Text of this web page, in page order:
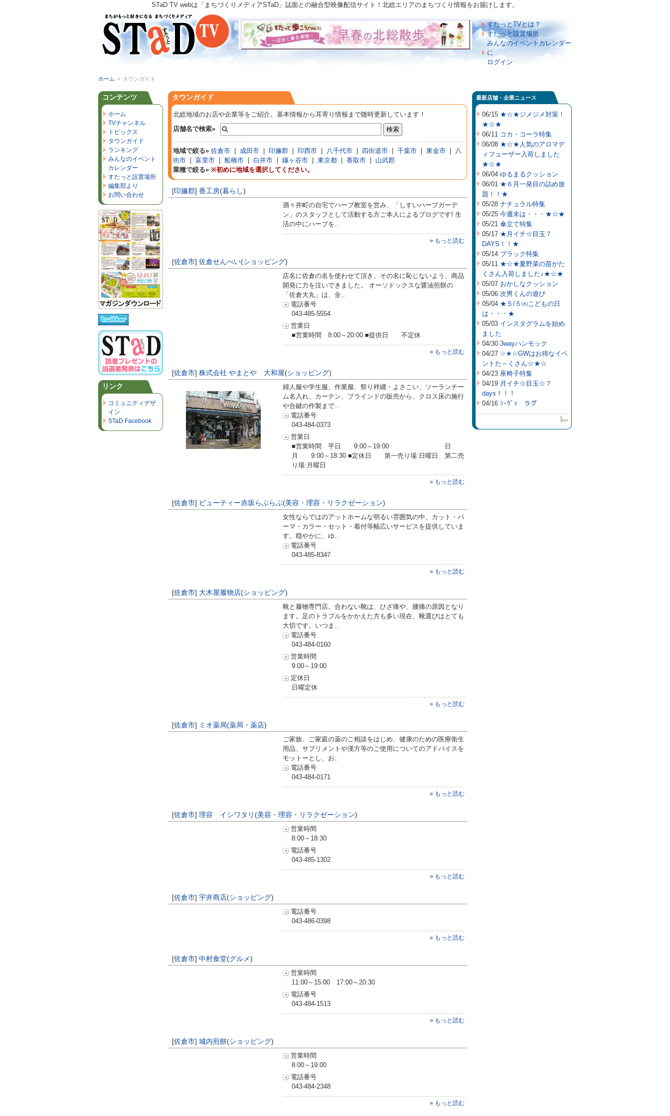
STaD TV webは「まちづくりメディアSTaD」誌面との融合型映像配信サイト！北総エリアのまちづくり情報をお届けします。
すたっとTVとは？
すたっと設置場所
みんなのイベントカレンダー
に
ログイン
ホーム > タウンガイド
タウンガイド
北総地域のお店や企業等をご紹介。基本情報から耳寄り情報まで随時更新しています！
店舗名で検索»
地域で絞る» 佐倉市 成田市 印旛郡 印西市 八千代市 四街道市 千葉市 東金市
八
街市
富里市 船橋市 白井市 鎌ヶ谷市 東京都 香取市
山武郡
業種で絞る» ※初めに地域を選択してください。
[印旛郡] 香工房(暮らし)
酒々井町の自宅でハーブ教室を営み、「しすいハーブガーデ
ン」のスタッフとして活動する方ご本人によるブログです! 生
活の中にハーブを..
» もっと読む
[佐倉市] 佐倉せんべい(ショッピング)
店名に佐倉の名を使わせて頂き、その名に恥じないよう、商品
開発に力を注いできました。 オーソドックスな醤油煎餅の
「佐倉大丸」は、全..
電話番号
043-485-5554
営業日
■営業時間 8:00～20:00 ■提供日 不定休
» もっと読む
[佐倉市] 株式会社 やまとや 大和屋(ショッピング)
婦人服や学生服、作業服、祭り袢纏・よさこい、ソーランチー
ム名入れ、カーテン、ブラインドの販売から、クロス床の施行
や合鍵の作製まで..
電話番号
043-484-0373
営業日
■営業時間 平日 9:00～19:00 日
月 9:00～18:30 ■定休日 第一売り場:日曜日 第二売
り場:月曜日
» もっと読む
[佐倉市] ビューティー赤坂らぶらぶ(美容・理容・リラクゼーション)
女性ならではのアットホームな明るい雰囲気の中、カット・パ
ーマ・カラー・セット・着付等幅広いサービスを提供していま
す。穏やかに、ゆ..
電話番号
043-485-8347
» もっと読む
[佐倉市] 大木屋履物店(ショッピング)
靴と履物専門店。合わない靴は、ひざ痛や、腰痛の原因となり
ます。足のトラブルをかかえた方も多い現在、靴選びはとても
大切です。いつま..
電話番号
043-484-0160
営業時間
9:00～19:00
定休日
日曜定休
» もっと読む
[佐倉市] ミオ薬局(薬局・薬店)
ご家族、ご家庭の薬のご相談をはじめ、健康のための医療衛生
用品、サプリメントや漢方等のご使用についてのアドバイスを
モットーとし、お..
電話番号
043-484-0171
» もっと読む
[佐倉市] 理容 イシワタリ (美容・理容・リラクゼーション)
営業時間
8:00～18:30
電話番号
043-485-1302
» もっと読む
[佐倉市] 宇井商店(ショッピング)
電話番号
043-486-0398
» もっと読む
[佐倉市] 中村食堂(グルメ)
営業時間
11:00～15:00 17:00～20:30
電話番号
043-484-1513
» もっと読む
[佐倉市] 城内煎餅(ショッピング)
営業時間
8:00～19:00
電話番号
043-484-2348
» もっと読む
コンテンツ
ホーム
TVチャンネル
トピックス
タウンガイド
ランキング
みんなのイベント
カレンダー
すたっと設置場所
編集部より
お問い合わせ
リンク
コミュニティデザ
イン
STaD Facebook
最新店舗・企業ニュース
06/15 ★☆★ジメジメ対策！
★☆★
06/11 コカ・コーラ特集
06/08 ★☆★人気のアロマデ
ィフューザー入荷しました
★☆★
06/04 ゆるまるクッション
06/01 ★６月一発目の詰め放
題！！★
05/28 ナチュラル特集
05/25 今週末は・・・★☆★
05/21 傘立て特集
05/17 ★月イチ☆目玉７
DAYS！！★
05/14 ブラック特集
05/11 ★☆★夏野菜の苗がた
くさん入荷しました♪★☆★
05/07 おかしなクッション
05/06 次男くんの遊び
05/04 ★５/５㈬こどもの日
は・・・★
05/03 インスタグラムを始め
ました
04/30 3wayハンモック
04/27 ☆★☆GWはお得なイベ
ントた～くさん☆★☆
04/23 座椅子特集
04/19 月イチ☆目玉☆７
days！！！
04/16 ｼｰｳﾞｧ ラグ